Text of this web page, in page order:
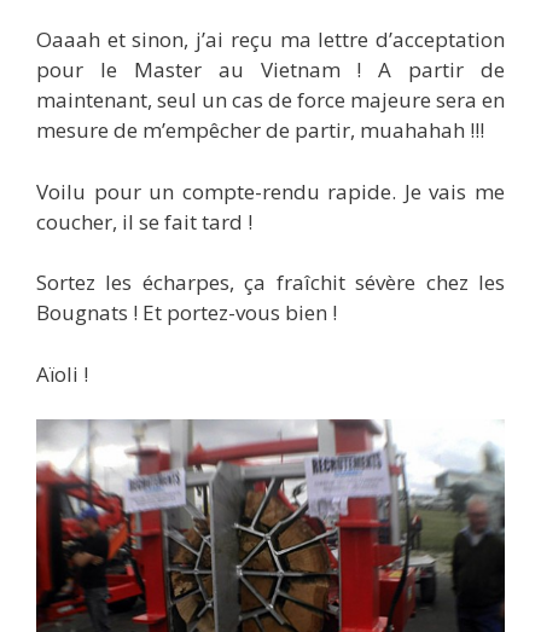
Oaaah et sinon, j’ai reçu ma lettre d’acceptation
pour le Master au Vietnam ! A partir de
maintenant, seul un cas de force majeure sera en
mesure de m’empêcher de partir, muahahah !!!
Voilu pour un compte-rendu rapide. Je vais me
coucher, il se fait tard !
Sortez les écharpes, ça fraîchit sévère chez les
Bougnats ! Et portez-vous bien !
Aïoli !